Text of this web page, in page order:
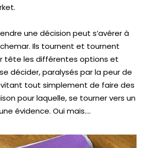
g
é
une décision peut s’avérer à
Ils tournent et tournent
tête les différentes options et
décider, paralysés par la peur de
tout simplement de faire des
pour laquelle, se tourner vers un
évidence. Oui mais….